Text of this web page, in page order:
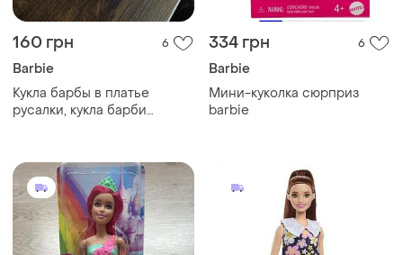
160 грн 6
Barbie
Кукла барбы в платье
русалки, кукла барби
334 грн 6
Barbie
Мини-куколка сюрприз
barbie